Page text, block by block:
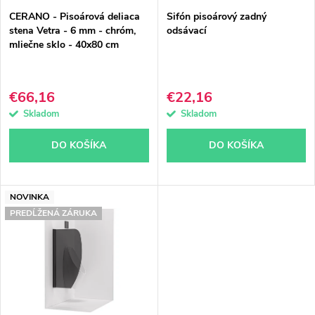
p
r
d
u
t
o
v
r
o
d
u
t
o
v
CERANO - Pisoárová deliaca
stena Vetra - 6 mm - chróm,
mliečne sklo - 40x80 cm
€66,16
Skladom
DO KOŠÍKA
Sifón pisoárový zadný
odsávací
€22,16
Skladom
DO KOŠÍKA
NOVINKA
PREDĹŽENÁ ZÁRUKA